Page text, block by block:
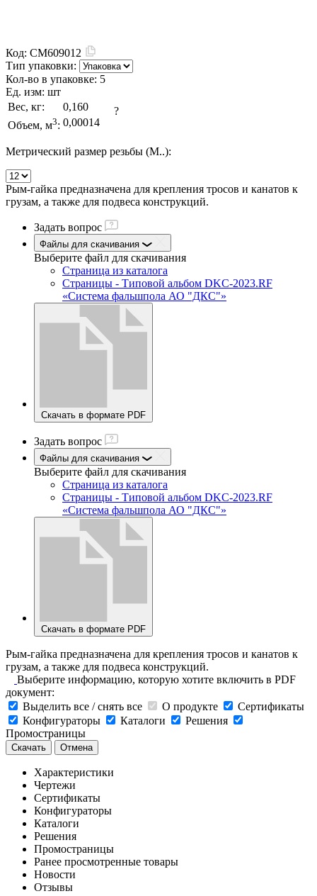
Код: CM609012
Тип упаковки:
Кол-во в упаковке: 5
Ед. изм: шт
Вес, кг:
0,160
Объем, м3: 0,00014
?
Метрический размер резьбы (М..):
Рым-гайка предназначена для крепления тросов и канатов к
грузам, а также для подвеса конструкций.
Задать вопрос
Файлы для скачивания
Выберите файл для скачивания
Страница из каталога
Страницы - Типовой альбом DKC-2023.RF
«Система фальшпола АО "ДКС"»
Скачать в формате PDF
Задать вопрос
Файлы для скачивания
Выберите файл для скачивания
Страница из каталога
Страницы - Типовой альбом DKC-2023.RF
«Система фальшпола АО "ДКС"»
Скачать в формате PDF
Рым-гайка предназначена для крепления тросов и канатов к
грузам, а также для подвеса конструкций.
Выберите информацию, которую хотите включить в PDF
документ:
Выделить все / снять все
О продукте
Сертификаты
Конфигураторы
Каталоги
Решения
Промостраницы
Скачать Отмена
Характеристики
Чертежи
Сертификаты
Конфигураторы
Каталоги
Решения
Промостраницы
Ранее просмотренные товары
Новости
Отзывы